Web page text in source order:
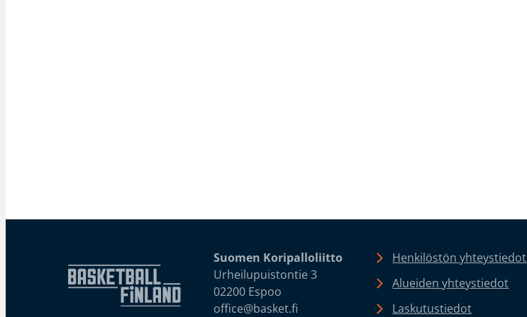
Suomen Koripalloliitto
Urheilupuistontie 3
02200 Espoo
office@basket.fi
Henkilöstön yhteystiedot
Alueiden yhteystiedot
Laskutustiedot